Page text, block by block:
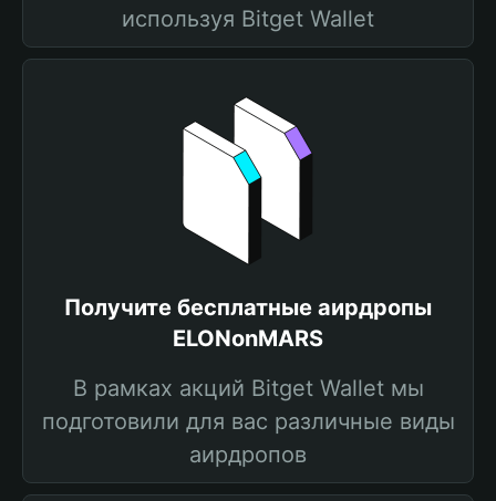
используя Bitget Wallet
Получите бесплатные аирдропы
ELONonMARS
В рамках акций Bitget Wallet мы
подготовили для вас различные виды
аирдропов